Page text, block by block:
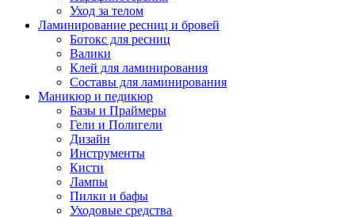
Уход за телом
Ламинирование ресниц и бровей
Ботокс для ресниц
Валики
Клей для ламинирования
Составы для ламинирования
Маникюр и педикюр
Базы и Праймеры
Гели и Полигели
Дизайн
Инструменты
Кисти
Лампы
Пилки и бафы
Уходовые средства